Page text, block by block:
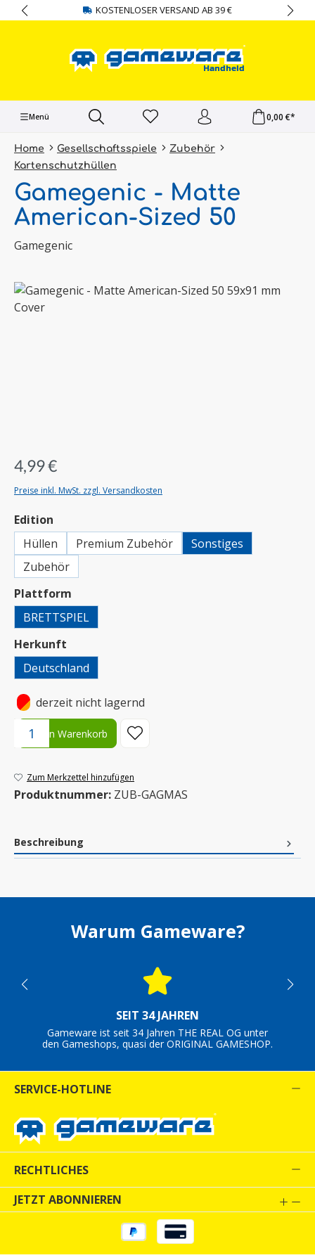
springen KOSTENLOSER VERSAND AB 39 €
Menü 0,00 €*
Home Gesellschaftsspiele
Zubehör
Kartenschutzhüllen
Gamegenic - Matte
American-Sized 50
Gamegenic
Bildergalerie überspringen
4,99 €
Preise inkl. MwSt. zzgl. Versandkosten
Edition
Hüllen
Premium Zubehör
Sonstiges
Zubehör
Plattform
BRETTSPIEL
Herkunft
Deutschland
• derzeit nicht lagernd
Produkt Anzahl: Gib den gewünschten Wert ein oder benutze
In den Warenkorb
Zum Merkzettel hinzufügen
Produktnummer: ZUB-GAGMAS
Beschreibung
Warum Gameware?
SEIT 34 JAHREN
Gameware ist seit 34 Jahren THE REAL OG unter
den Gameshops, quasi der ORIGINAL GAMESHOP.
SERVICE-HOTLINE
RECHTLICHES
JETZT ABONNIEREN